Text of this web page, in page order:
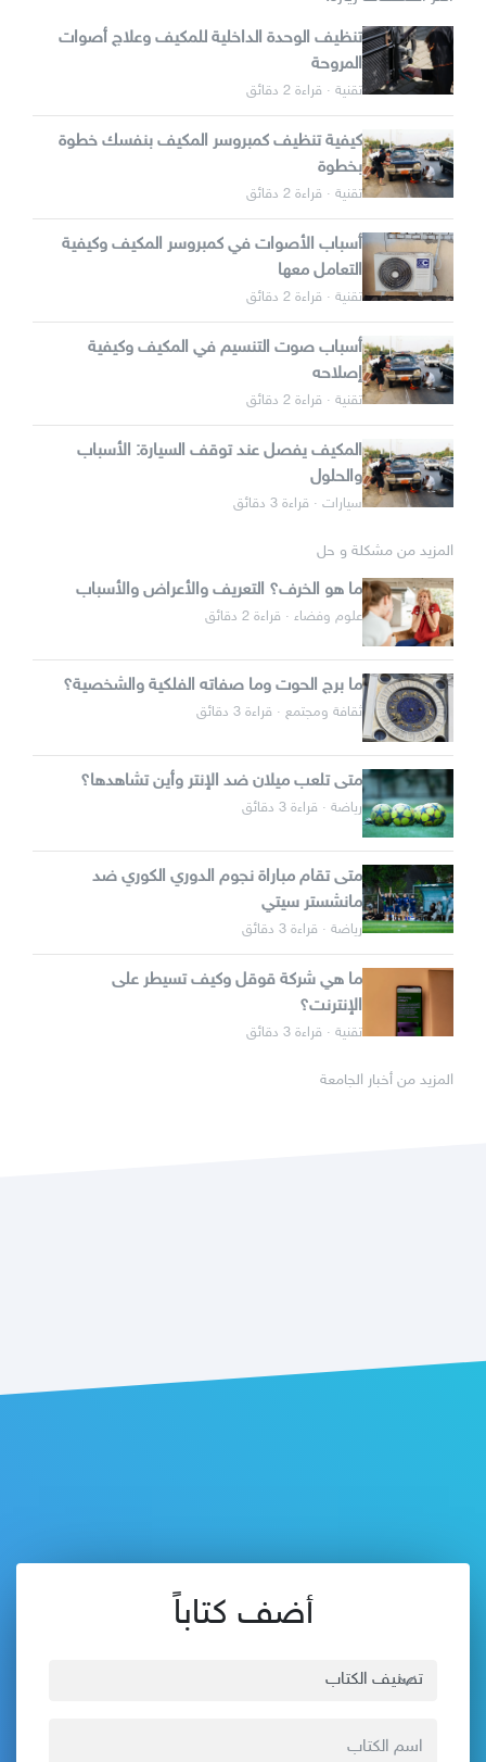
تنظيف الوحدة الداخلية للمكيف وعلاج أصوات
المروحة
تقنية · قراءة 2 دقائق
كيفية تنظيف كمبروسر المكيف بنفسك خطوة
بخطوة
تقنية · قراءة 2 دقائق
أسباب الأصوات في كمبروسر المكيف وكيفية
التعامل معها
تقنية · قراءة 2 دقائق
أسباب صوت التنسيم في المكيف وكيفية
إصلاحه
تقنية · قراءة 2 دقائق
المكيف يفصل عند توقف السيارة: الأسباب
والحلول
سيارات · قراءة 3 دقائق
المزيد من مشكلة و حل
ما هو الخرف؟ التعريف والأعراض والأسباب
علوم وفضاء · قراءة 2 دقائق
ما برج الحوت وما صفاته الفلكية والشخصية؟
ثقافة ومجتمع · قراءة 3 دقائق
متى تلعب ميلان ضد الإنتر وأين تشاهدها؟
رياضة · قراءة 3 دقائق
متى تقام مباراة نجوم الدوري الكوري ضد
مانشستر سيتي
رياضة · قراءة 3 دقائق
ما هي شركة قوقل وكيف تسيطر على
الإنترنت؟
تقنية · قراءة 3 دقائق
المزيد من أخبار الجامعة
أضف كتاباً